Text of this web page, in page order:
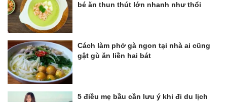
bé ăn thun thút lớn nhanh như thổi
Cách làm phở gà ngon tại nhà ai cũng
gật gù ăn liền hai bát
5 điều mẹ bầu cần lưu ý khi đi du lịch